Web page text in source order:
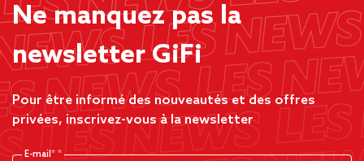
Ne manquez pas la
newsletter GiFi
Pour être informé des nouveautés et des offres
privées, inscrivez-vous à la newsletter
E-mail*